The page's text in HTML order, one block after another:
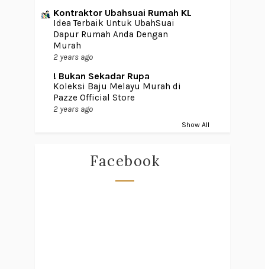
Kontraktor Ubahsuai Rumah KL
Idea Terbaik Untuk UbahSuai
Dapur Rumah Anda Dengan
Murah
2 years ago
! Bukan Sekadar Rupa
Koleksi Baju Melayu Murah di
Pazze Official Store
2 years ago
Show All
Facebook